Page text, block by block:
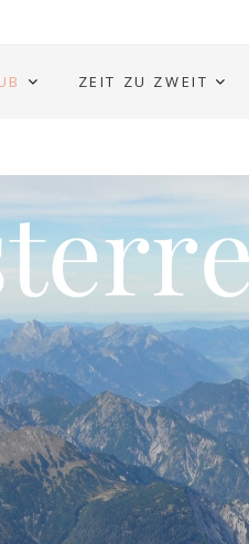
ZEIT ZU ZWEIT